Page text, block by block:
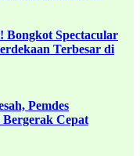
Bongkot Spectacular
Terbesar di
Pemdes
Cepat